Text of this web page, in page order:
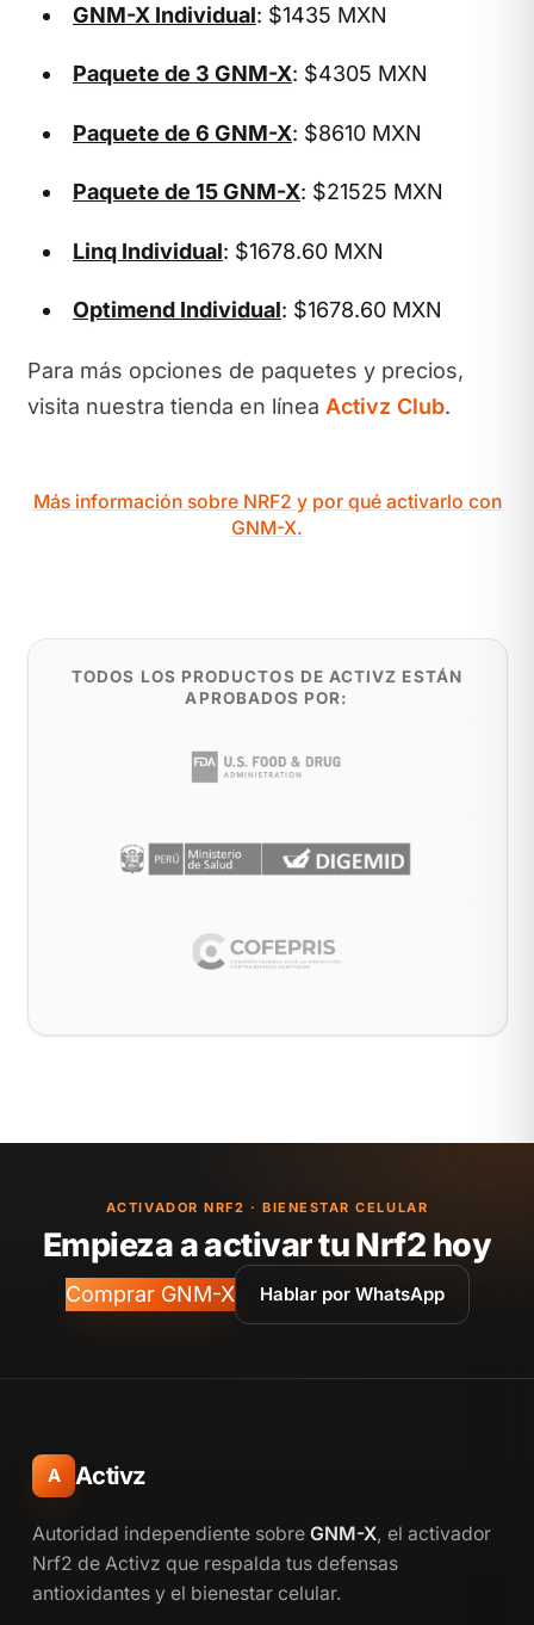
GNM-X Individual: $1435 MXN
Paquete de 3 GNM-X: $4305 MXN
Paquete de 6 GNM-X: $8610 MXN
Paquete de 15 GNM-X: $21525 MXN
Linq Individual: $1678.60 MXN
Optimend Individual: $1678.60 MXN
Para más opciones de paquetes y precios,
visita nuestra tienda en línea Activz Club.
Más información sobre NRF2 y por qué activarlo con
GNM-X.
TODOS LOS PRODUCTOS DE ACTIVZ ESTÁN
APROBADOS POR:
ACTIVADOR NRF2 · BIENESTAR CELULAR
Empieza a activar tu Nrf2 hoy
Comprar GNM-X Hablar por WhatsApp
A Activz
Autoridad independiente sobre GNM-X, el activador
Nrf2 de Activz que respalda tus defensas
antioxidantes y el bienestar celular.